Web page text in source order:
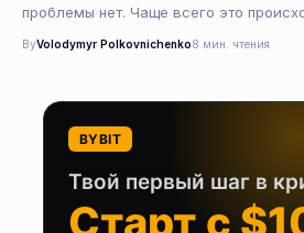
проблемы нет. Чаще всего это
ByVolodymyr Polkovnichenko8 мин. чтения
BYBIT
Твой первый шаг в
Старт с